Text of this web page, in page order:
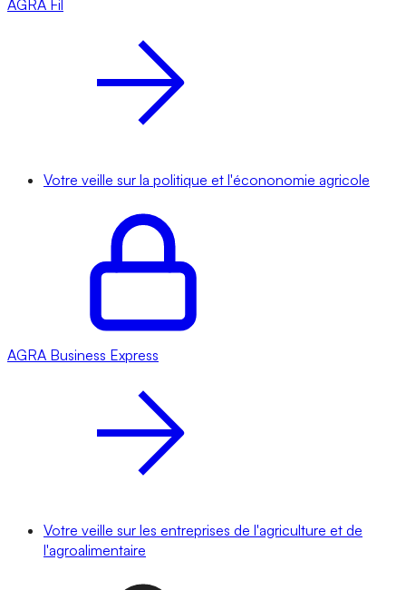
AGRA Fil
Votre veille sur la politique et l'écononomie agricole
AGRA Business Express
Votre veille sur les entreprises de l'agriculture et de
l'agroalimentaire